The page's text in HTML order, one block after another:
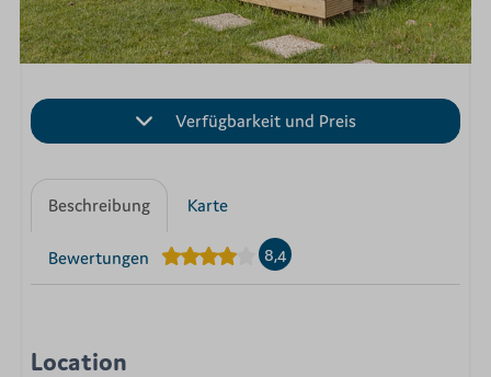
Verfügbarkeit und Preis
Beschreibung Karte
Bewertungen 8,4
Location